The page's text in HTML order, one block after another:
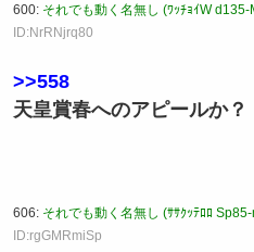
600: それでも動く名無し (ﾜｯﾁｮｲW d135-
ID:NrRNjrq80
>>558
天皇賞春へのアピールか？
606: それでも動く名無し (ｻｻｸｯﾃﾛﾛ
ID:rgGMRmiSp